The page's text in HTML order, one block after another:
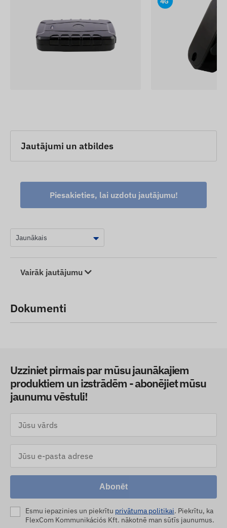
un estētiskus rezultātus gan profesionālā
industriālā vidē, gan prasīgos amatniecības
projektos.
Ierīču apraksti un attēli tīmekļa vietnē ir balstīti uz
ražotāja publicēto informāciju, kas ne vienmēr ir
precīza vai bez kļūdām. Ražotājs patur tiesības bez
Jautājumi un atbildes
Piesakieties, lai uzdotu jautājumu!
Vairāk jautājumu
Dokumenti
Uzziniet pirmais par mūsu jaunākajiem
produktiem un izstrādēm - abonējiet mūsu
jaunumu vēstuli!
Abonēt
Esmu iepazinies un piekrītu privātuma politikai. Piekrītu, ka
FlexCom Kommunikációs Kft. nākotnē man sūtīs jaunumus.